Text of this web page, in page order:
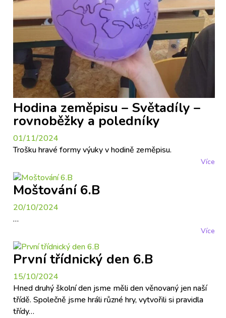
Hodina zeměpisu – Světadíly –
rovnoběžky a poledníky
01/11/2024
Trošku hravé formy výuky v hodině zeměpisu.
Více
Moštování 6.B
20/10/2024
…
Více
První třídnický den 6.B
15/10/2024
Hned druhý školní den jsme měli den věnovaný jen naší
třídě. Společně jsme hráli různé hry, vytvořili si pravidla
třídy…